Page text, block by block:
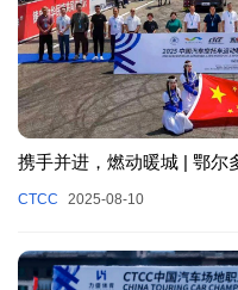
携手并进，燃动暖城 | 鄂尔
CTCC 2025-08-10